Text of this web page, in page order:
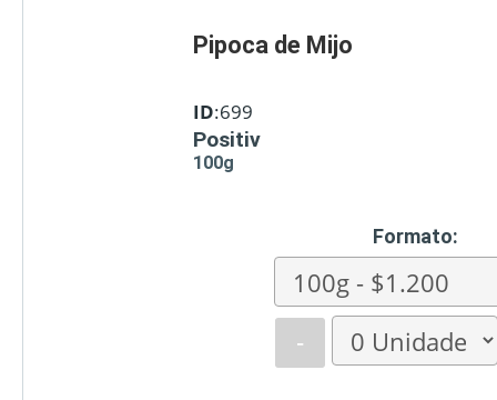
Pipoca de Mijo
ID:699
Positiv
100g
Formato:
-